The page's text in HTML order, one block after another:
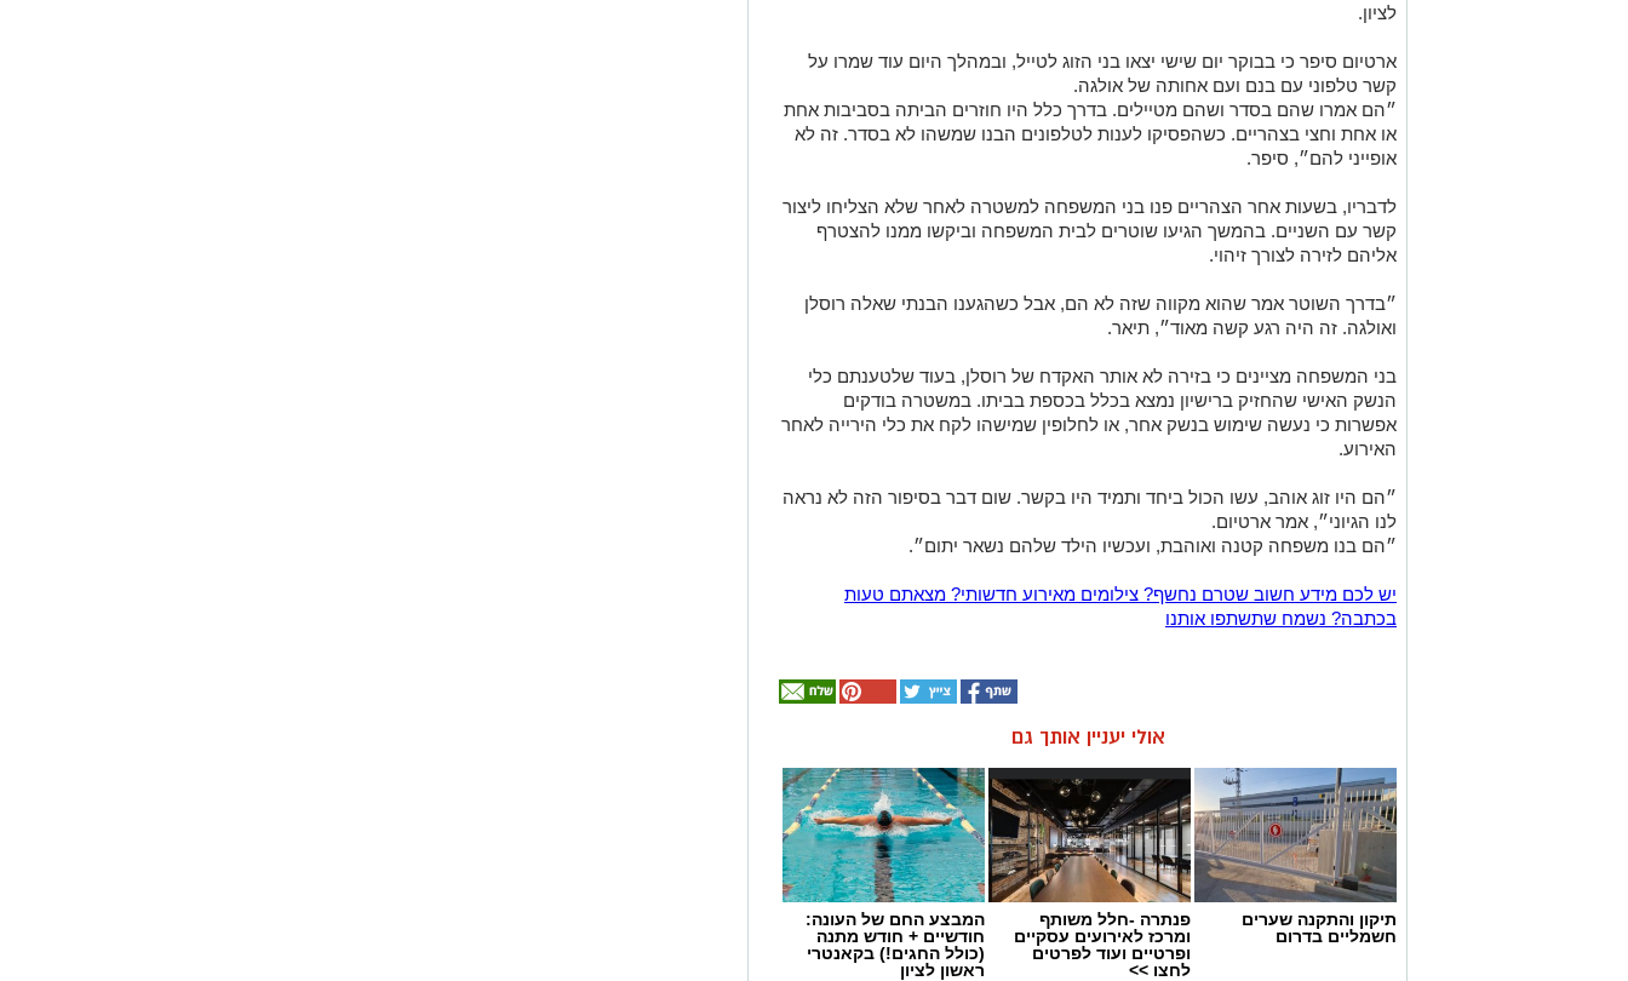
לציון.
ארטיום סיפר כי בבוקר יום שישי יצאו בני הזוג לטייל, ובמהלך היום עוד שמרו על
קשר טלפוני עם בנם ועם אחותה של אולגה.
״הם אמרו שהם בסדר ושהם מטיילים. בדרך כלל היו חוזרים הביתה בסביבות אחת
או אחת וחצי בצהריים. כשהפסיקו לענות לטלפונים הבנו שמשהו לא בסדר. זה לא
אופייני להם״, סיפר.
לדבריו, בשעות אחר הצהריים פנו בני המשפחה למשטרה לאחר שלא הצליחו ליצור
קשר עם השניים. בהמשך הגיעו שוטרים לבית המשפחה וביקשו ממנו להצטרף
אליהם לזירה לצורך זיהוי.
״בדרך השוטר אמר שהוא מקווה שזה לא הם, אבל כשהגענו הבנתי שאלה רוסלן
ואולגה. זה היה רגע קשה מאוד״, תיאר.
בני המשפחה מציינים כי בזירה לא אותר האקדח של רוסלן, בעוד שלטענתם כלי
הנשק האישי שהחזיק ברישיון נמצא בכלל בכספת בביתו. במשטרה בודקים
אפשרות כי נעשה שימוש בנשק אחר, או לחלופין שמישהו לקח את כלי הירייה לאחר
האירוע.
״הם היו זוג אוהב, עשו הכול ביחד ותמיד היו בקשר. שום דבר בסיפור הזה לא נראה
לנו הגיוני״, אמר ארטיום.
״הם בנו משפחה קטנה ואוהבת, ועכשיו הילד שלהם נשאר יתום״.
יש לכם מידע חשוב שטרם נחשף? צילומים מאירוע חדשותי? מצאתם טעות
בכתבה? נשמח שתשתפו אותנו
אולי יעניין אותך גם
תיקון והתקנה שערים
חשמליים בדרום
פנתרה -חלל משותף
ומרכז לאירועים עסקיים
ופרטיים ועוד לפרטים
לחצו >>
המבצע החם של העונה:
חודשיים + חודש מתנה
(כולל החגים!) בקאנטרי
ראשון לציון